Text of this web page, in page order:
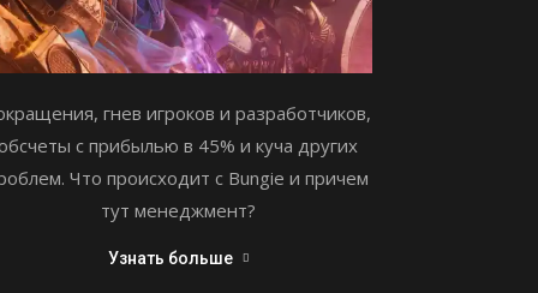
гнев игроков и разработчиков,
с прибылью в 45% и куча других
Что происходит с Bungie и причем
тут менеджмент?
Узнать больше